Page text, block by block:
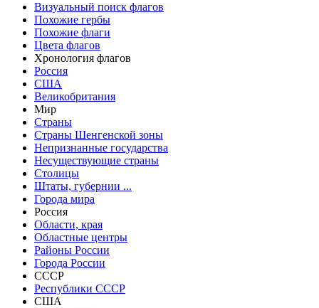
Визуальный поиск флагов
Похожие гербы
Похожие флаги
Цвета флагов
Хронология флагов
Россия
США
Великобритания
Мир
Страны
Страны Шенгенской зоны
Непризнанные государства
Несуществующие страны
Столицы
Штаты, губернии ...
Города мира
Россия
Области, края
Областные центры
Районы России
Города России
СССР
Республики СССР
США